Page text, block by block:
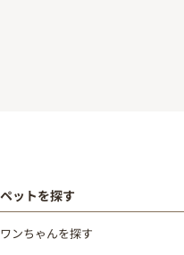
ペットを探す
ワンちゃんを探す